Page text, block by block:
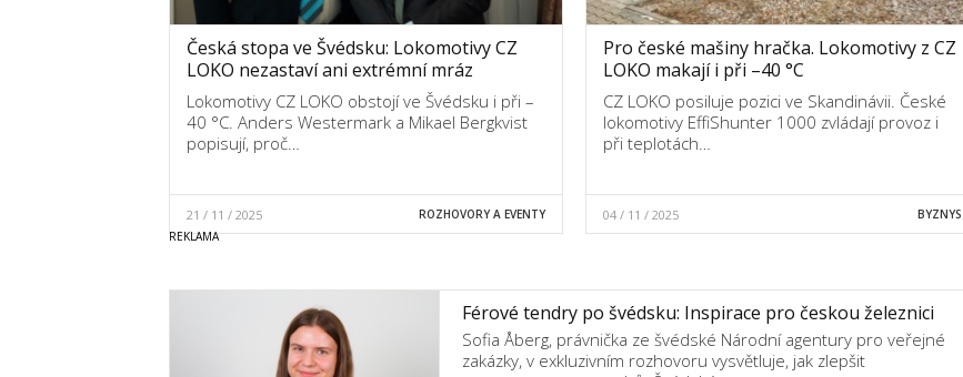
Česká stopa ve Švédsku: Lokomotivy CZ
LOKO nezastaví ani extrémní mráz
Lokomotivy CZ LOKO obstojí ve Švédsku i při –
40 °C. Anders Westermark a Mikael Bergkvist
popisují, proč…
21 / 11 / 2025 ROZHOVORY A EVENTY
Pro české mašiny hračka. Lokomotivy z CZ
LOKO makají i při –40 °C
CZ LOKO posiluje pozici ve Skandinávii. České
lokomotivy EffiShunter 1000 zvládají provoz i
při teplotách…
04 / 11 / 2025 BYZNYS
Férové tendry po švédsku: Inspirace pro českou železnici
Sofia Åberg, právnička ze švédské Národní agentury pro veřejné
zakázky, v exkluzivním rozhovoru vysvětluje, jak zlepšit